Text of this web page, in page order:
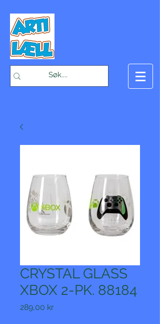
CRYSTAL GLASS
XBOX 2-PK. 88184
289,00 krPris